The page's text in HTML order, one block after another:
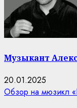
Музыкант
20.01.2025
Обзор на мюзикл